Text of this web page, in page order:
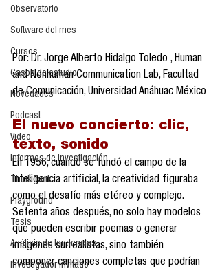
Observatorio
Software del mes
Cursos
Casos de estudio
Novedades
Podcast
Video
Informes de investigación
Think Tank
Playground
Tesis
Análisis de tendencias
Investigador Invitado
Por: Dr. Jorge Alberto Hidalgo Toledo , Human
and Nonhuman Communication Lab, Facultad
de Comunicación, Universidad Anáhuac México
El nuevo concierto: clic,
texto, sonido
En 1956, cuando se fundó el campo de la
inteligencia artificial, la creatividad figuraba
como el desafío más etéreo y complejo.
Setenta años después, no solo hay modelos
que pueden escribir poemas o generar
imágenes surrealistas, sino también
componer canciones completas que podrían